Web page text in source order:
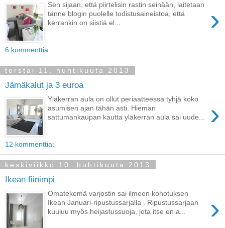
›
Sen sijaan, että piirtelisin rastin seinään, laitetaan
tänne blogin puolelle todistusaineistoa, että
kerrankin on siistiä el...
6 kommenttia:
torstai 11. huhtikuuta 2013
Jämäkalut ja 3 euroa
›
Yläkerran aula on ollut periaatteessa tyhjä koko
asumisen ajan tähän asti. Hieman
sattumankaupan kautta yläkerran aula sai uude...
12 kommenttia:
keskiviikko 10. huhtikuuta 2013
Ikean fiinimpi
›
Omatekemä varjostin sai ilmeen kohotuksen
Ikean Januari-ripustussarjalla . Ripustussarjaan
kuuluu myös heijastussuoja, jota itse en a...